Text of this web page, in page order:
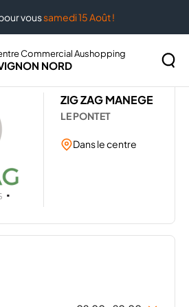
voussamedi 15 Août !
Commercial Aushopping
NORD
de votre centre Aushopping Avignon
ZIG ZAG MANEGE
LE PONTET
Dans le centre